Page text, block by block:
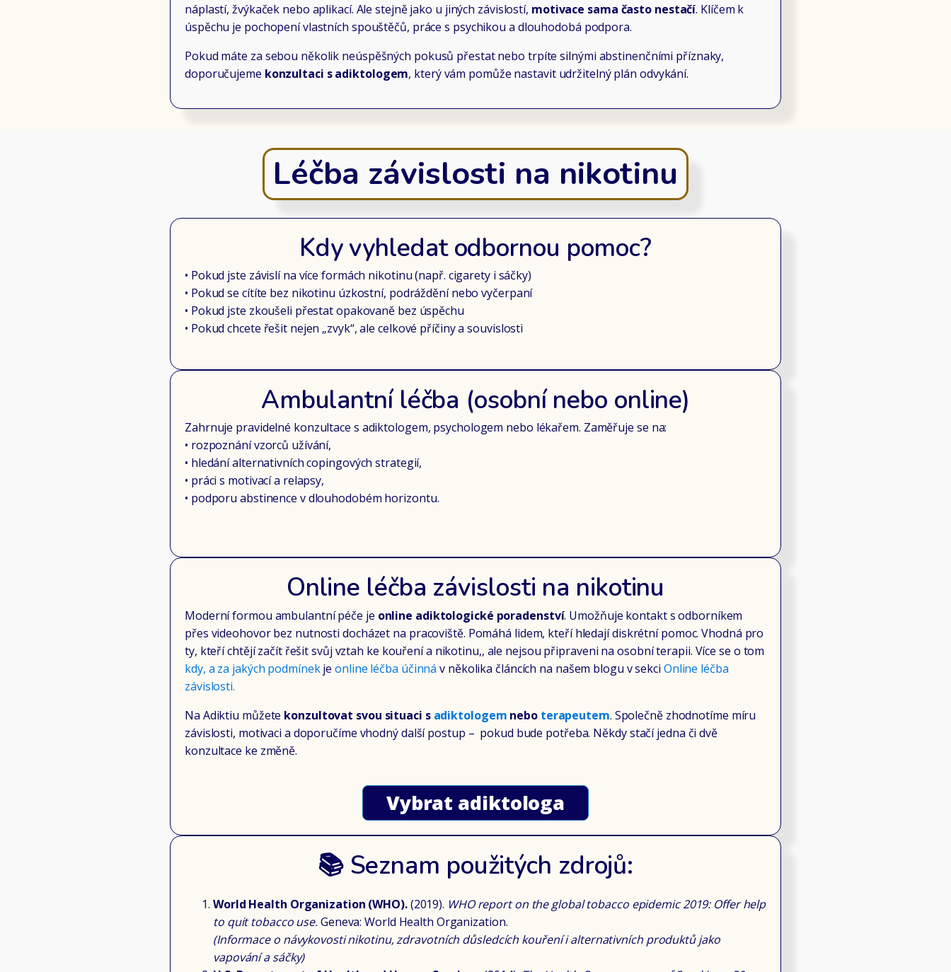
náplastí, žvýkaček nebo aplikací. Ale stejně jako u jiných závislostí, motivace sama často nestačí. Klíčem k
úspěchu je pochopení vlastních spouštěčů, práce s psychikou a dlouhodobá podpora.
Pokud máte za sebou několik neúspěšných pokusů přestat nebo trpíte silnými abstinenčními příznaky,
doporučujeme konzultaci s adiktologem, který vám pomůže nastavit udržitelný plán odvykání.
Léčba závislosti na nikotinu
Kdy vyhledat odbornou pomoc?
• Pokud jste závislí na více formách nikotinu (např. cigarety i sáčky)
• Pokud se cítíte bez nikotinu úzkostní, podráždění nebo vyčerpaní
• Pokud jste zkoušeli přestat opakovaně bez úspěchu
• Pokud chcete řešit nejen „zvyk“, ale celkové příčiny a souvislosti
Ambulantní léčba (osobní nebo online)
Zahrnuje pravidelné konzultace s adiktologem, psychologem nebo lékařem. Zaměřuje se na:
• rozpoznání vzorců užívání,
• hledání alternativních copingových strategií,
• práci s motivací a relapsy,
• podporu abstinence v dlouhodobém horizontu.
Online léčba závislosti na nikotinu
Moderní formou ambulantní péče je online adiktologické poradenství. Umožňuje kontakt s odborníkem
přes videohovor bez nutnosti docházet na pracoviště. Pomáhá lidem, kteří hledají diskrétní pomoc. Vhodná pro
ty, kteří chtějí začít řešit svůj vztah ke kouření a nikotinu,, ale nejsou připraveni na osobní terapii. Více se o tom
kdy, a za jakých podmínekjeonline léčba účinná v několika článcích na našem blogu v sekci Online léčba
závislosti.
Na Adiktiu můžete konzultovat svou situaci s adiktologem neboterapeutem. Společně zhodnotíme míru
závislosti, motivaci a doporučíme vhodný další postup – pokud bude potřeba. Někdy stačí jedna či dvě
konzultace ke změně.
Vybrat adiktologa
📚 Seznam použitých zdrojů:
World Health Organization (WHO).(2019). WHO report on the global tobacco epidemic 2019: Offer help
to quit tobacco use.Geneva: World Health Organization.
(Informace o návykovosti nikotinu, zdravotních důsledcích kouření i alternativních produktů jako
vapování a sáčky)